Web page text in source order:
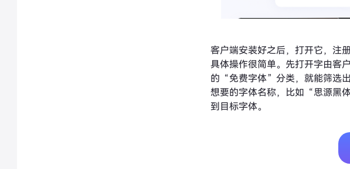
客户端安装好之后，打开它，注
具体操作很简单。先打开字由客
的“免费字体”分类，就能筛选
想要的字体名称，比如“思源黑
到目标字体。